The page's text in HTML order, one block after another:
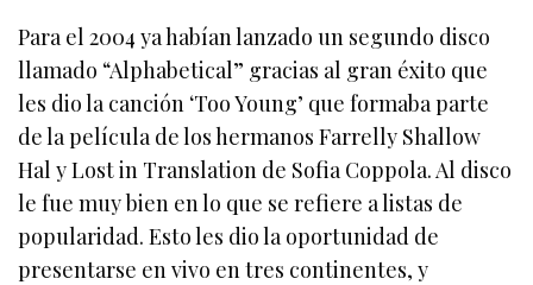
Para el 2004 ya habían lanzado un segundo disco
llamado “Alphabetical” gracias al gran éxito que
les dio la canción ‘Too Young’ que formaba parte
de la película de los hermanos Farrelly Shallow
Hal y Lost in Translation de Sofia Coppola. Al disco
le fue muy bien en lo que se refiere a listas de
popularidad. Esto les dio la oportunidad de
presentarse en vivo en tres continentes, y